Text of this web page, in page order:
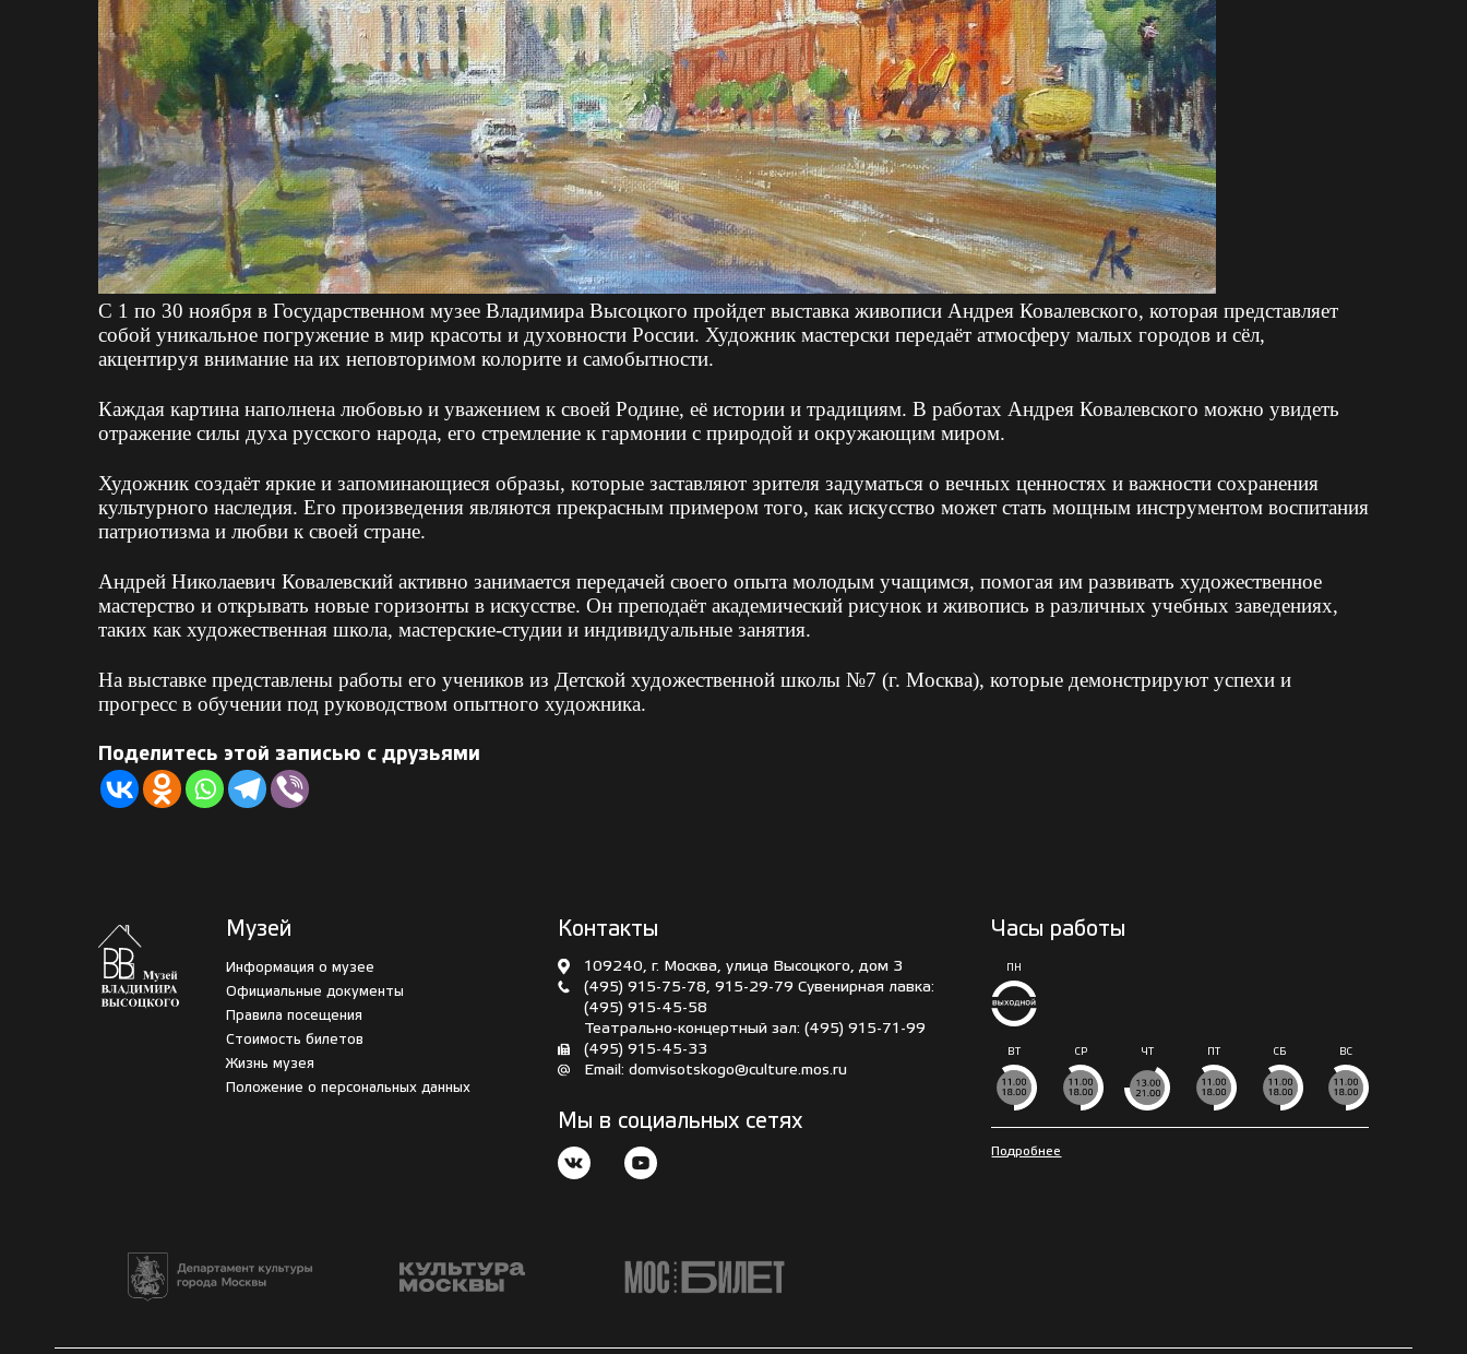
С 1 по 30 ноября в Государственном музее Владимира Высоцкого пройдет выставка живописи Андрея Ковалевского, которая представляет
собой уникальное погружение в мир красоты и духовности России. Художник мастерски передаёт атмосферу малых городов и сёл,
акцентируя внимание на их неповторимом колорите и самобытности.
Каждая картина наполнена любовью и уважением к своей Родине, её истории и традициям. В работах Андрея Ковалевского можно увидеть
отражение силы духа русского народа, его стремление к гармонии с природой и окружающим миром.
Художник создаёт яркие и запоминающиеся образы, которые заставляют зрителя задуматься о вечных ценностях и важности сохранения
культурного наследия. Его произведения являются прекрасным примером того, как искусство может стать мощным инструментом воспитания
патриотизма и любви к своей стране.
Андрей Николаевич Ковалевский активно занимается передачей своего опыта молодым учащимся, помогая им развивать художественное
мастерство и открывать новые горизонты в искусстве. Он преподаёт академический рисунок и живопись в различных учебных заведениях,
таких как художественная школа, мастерские-студии и индивидуальные занятия.
На выставке представлены работы его учеников из Детской художественной школы №7 (г. Москва), которые демонстрируют успехи и
прогресс в обучении под руководством опытного художника.
Поделитесь этой записью с друзьями
Музей
Информация о музее
Официальные документы
Правила посещения
Стоимость билетов
Жизнь музея
Положение о персональных данных
Контакты
109240, г. Москва, улица Высоцкого, дом 3
(495) 915-75-78, 915-29-79 Сувенирная лавка:
(495) 915-45-58
Театрально-концертный зал: (495) 915-71-99
(495) 915-45-33
Email: domvisotskogo@culture.mos.ru
Мы в социальных сетях
Часы работы
ПН
ВТ СР ЧТ СБ ВС
Подробнее